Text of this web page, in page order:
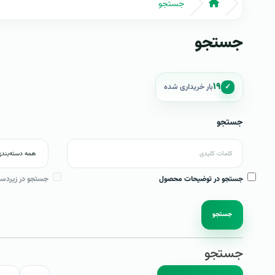
جستجو
جستجو
✓ ۱۹بار خریداری شده
جستجو
جستجو در توضیحات محصول جستجو در
جستجو
جستجو